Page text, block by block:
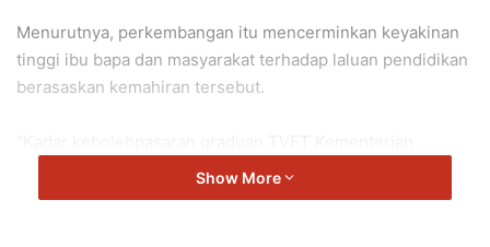
Menurutnya, perkembangan itu mencerminkan keyakinan
tinggi ibu bapa dan masyarakat terhadap laluan pendidikan
berasaskan kemahiran tersebut.
Pendidikan Malaysia (KPM) telah mencapai 99 peratus
sekali gus menunjukkan tahap kemahiran pelajar yang
Show More